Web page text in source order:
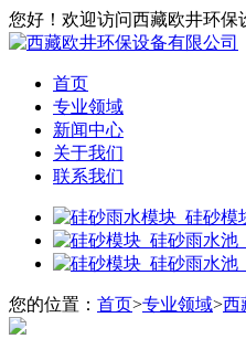
您好！欢迎访问西藏欧井环保
首页
专业领域
新闻中心
关于我们
联系我们
您的位置： 首页>专业领域>西